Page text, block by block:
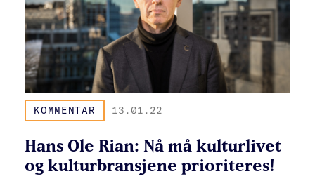
KOMMENTAR 13.01.22
Hans Ole Rian: Nå må kulturlivet
og kulturbransjene prioriteres!